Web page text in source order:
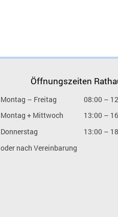
Öffnungszeiten
Montag – Freitag
08:00 –
Montag + Mittwoch
13:00 –
Donnerstag
13:00 –
oder nach Vereinbarung